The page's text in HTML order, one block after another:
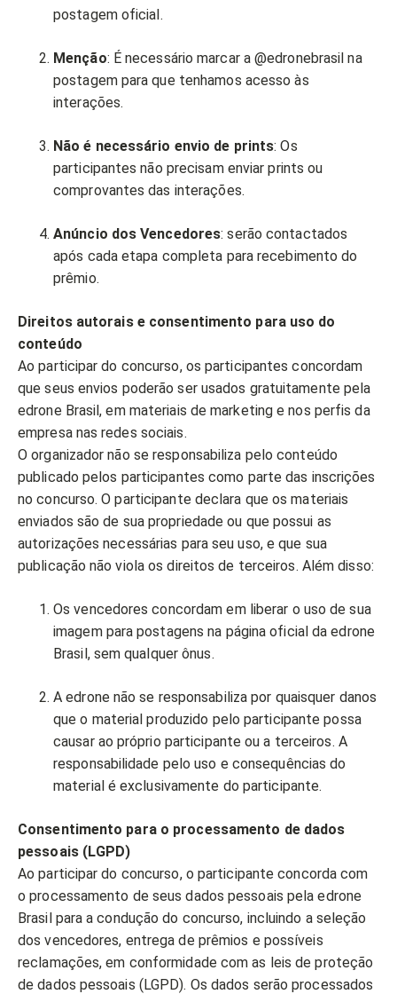
postagem oficial.
Menção: É necessário marcar a @edronebrasil na
postagem para que tenhamos acesso às
interações.
Não é necessário envio de prints: Os
participantes não precisam enviar prints ou
comprovantes das interações.
Anúncio dos Vencedores: serão contactados
após cada etapa completa para recebimento do
prêmio.
Direitos autorais e consentimento para uso do
conteúdo
Ao participar do concurso, os participantes concordam
que seus envios poderão ser usados gratuitamente pela
edrone Brasil, em materiais de marketing e nos perfis da
empresa nas redes sociais.
O organizador não se responsabiliza pelo conteúdo
publicado pelos participantes como parte das inscrições
no concurso. O participante declara que os materiais
enviados são de sua propriedade ou que possui as
autorizações necessárias para seu uso, e que sua
publicação não viola os direitos de terceiros. Além disso:
Os vencedores concordam em liberar o uso de sua
imagem para postagens na página oficial da edrone
Brasil, sem qualquer ônus.
A edrone não se responsabiliza por quaisquer danos
que o material produzido pelo participante possa
causar ao próprio participante ou a terceiros. A
responsabilidade pelo uso e consequências do
material é exclusivamente do participante.
Consentimento para o processamento de dados
pessoais (LGPD)
Ao participar do concurso, o participante concorda com
o processamento de seus dados pessoais pela edrone
Brasil para a condução do concurso, incluindo a seleção
dos vencedores, entrega de prêmios e possíveis
reclamações, em conformidade com as leis de proteção
de dados pessoais (LGPD). Os dados serão processados